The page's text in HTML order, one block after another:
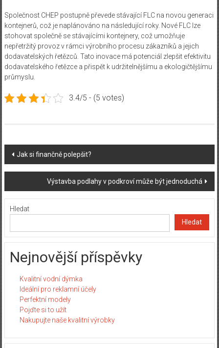
Společnost CHEP postupně převede stávající FLC na novou generaci
kontejnerů, což je naplánováno na následující roky. Nové FLC lze
stohovat společně se stávajícími kontejnery, což umožňuje
nepřetržitý provoz v rámci výrobního procesu zákazníků a jejich
dodavatelských řetězců. Tato inovace má potenciál zlepšit efektivitu
dodavatelského řetězce a přispět k udržitelnějšímu a ekologičtějšímu
průmyslu.
3.4/5 - (5 votes)
Post
navigation
Jak si finančně polepšit?
Výstavba podlahy v podkroví může být jednoduchá
Hledat
Hledat
Nejnovější příspěvky
Kvalitní vodní dýmka
Ideální pro reklamní účely
Perfektní modely
Pojďte si to užít
Nakupujte naše kvalitní výrobky